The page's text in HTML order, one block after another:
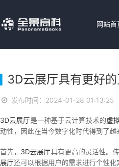
网站首
3D云展厅具有更好
发布时间：2024-01-28 01:13:25
3D云展厅是一种基于云计算技术的虚
动性，因此在当今数字化时代得到了越
首先， 3D云展厅具有更高的灵活性。
展厅还可以根据用户的需求进行个性化